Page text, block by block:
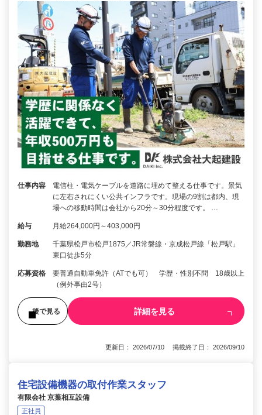
仕事内容
電信柱・電気ケーブルを道路に埋めて整える仕事です。景気
に左右されにくい公共インフラです。現場の9割は都内、現
場への移動時間は会社から20分～30分程度です。 …
給与 月給264,000円～403,000円
勤務地
千葉県松戸市松戸1875／JR常磐線・京成松戸線「松戸駅」
東口徒歩5分
応募資格
要普通自動車免許（ATでも可） 学歴・性別不問 18歳以上
（例外事由2号）
後で見る 詳細を見る
更新日： 2026/07/10 掲載終了日： 2026/09/10
住宅設備機器の取付作業スタッフ
有限会社 京葉相互設備
正社員